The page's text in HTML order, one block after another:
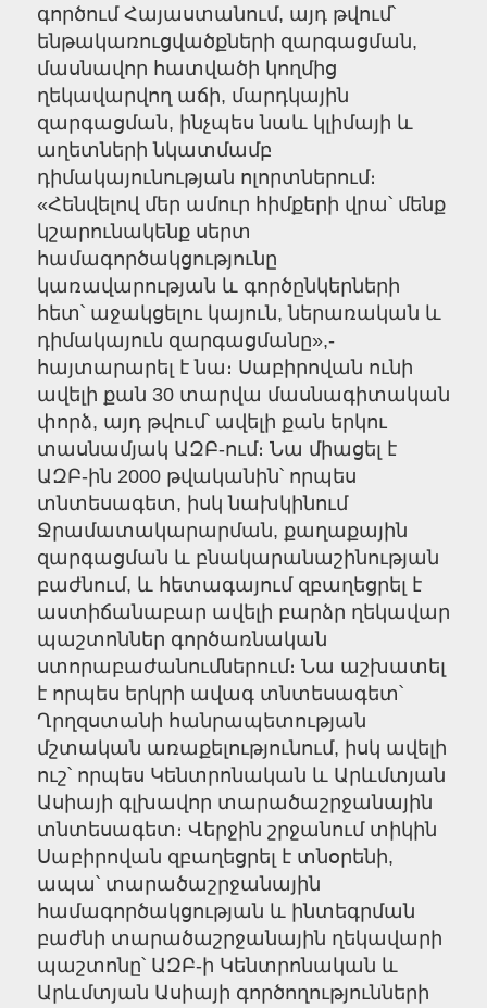
գործում Հայաստանում, այդ թվում՝
ենթակառուցվածքների զարգացման,
մասնավոր հատվածի կողմից
ղեկավարվող աճի, մարդկային
զարգացման, ինչպես նաև կլիմայի և
աղետների նկատմամբ
դիմակայունության ոլորտներում։
«Հենվելով մեր ամուր հիմքերի վրա՝ մենք
կշարունակենք սերտ
համագործակցությունը
կառավարության և գործընկերների
հետ՝ աջակցելու կայուն, ներառական և
դիմակայուն զարգացմանը»,-
հայտարարել է նա։ Սաբիրովան ունի
ավելի քան 30 տարվա մասնագիտական
փորձ, այդ թվում՝ ավելի քան երկու
տասնամյակ ԱԶԲ-ում։ Նա միացել է
ԱԶԲ-ին 2000 թվականին՝ որպես
տնտեսագետ, իսկ նախկինում
Ջրամատակարարման, քաղաքային
զարգացման և բնակարանաշինության
բաժնում, և հետագայում զբաղեցրել է
աստիճանաբար ավելի բարձր ղեկավար
պաշտոններ գործառնական
ստորաբաժանումներում։ Նա աշխատել
է որպես երկրի ավագ տնտեսագետ՝
Ղրղզստանի հանրապետության
մշտական առաքելությունում, իսկ ավելի
ուշ՝ որպես Կենտրոնական և Արևմտյան
Ասիայի գլխավոր տարածաշրջանային
տնտեսագետ։ Վերջին շրջանում տիկին
Սաբիրովան զբաղեցրել է տնօրենի,
ապա՝ տարածաշրջանային
համագործակցության և ինտեգրման
բաժնի տարածաշրջանային ղեկավարի
պաշտոնը՝ ԱԶԲ-ի Կենտրոնական և
Արևմտյան Ասիայի գործողությունների